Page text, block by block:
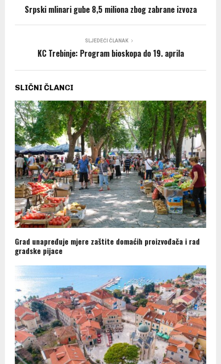
Srpski mlinari gube 8,5 miliona zbog zabrane izvoza
SLJEDEĆI ČLANAK
KC Trebinje: Program bioskopa do 19. aprila
SLIČNI ČLANCI
Grad unapređuje mjere zaštite domaćih proizvođača i rad
gradske pijace